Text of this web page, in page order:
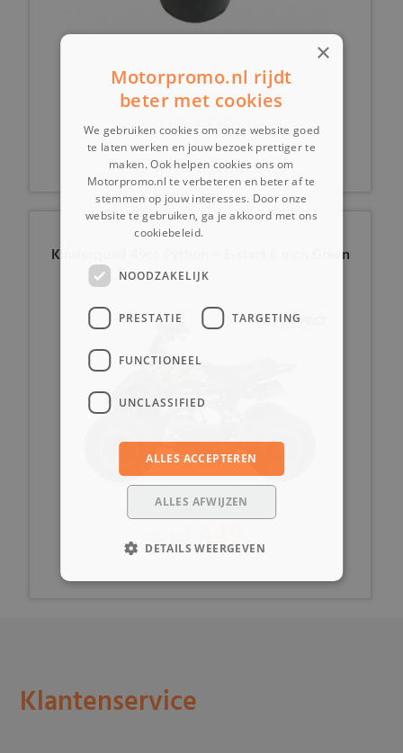
€ 4,99
Kinderquad 49cc Python + E-start 6 inch Green
vanaf 449,-
Klantenservice
×
Motorpromo.nl rijdt
beter met cookies
We gebruiken cookies om onze website goed
te laten werken en jouw bezoek prettiger te
maken. Ook helpen cookies ons om
Motorpromo.nl te verbeteren en beter af te
stemmen op jouw interesses. Door onze
website te gebruiken, ga je akkoord met ons
cookiebeleid.
NOODZAKELIJK
PRESTATIE TARGETING
FUNCTIONEEL
UNCLASSIFIED
ALLES ACCEPTEREN
ALLES AFWIJZEN
DETAILS WEERGEVEN